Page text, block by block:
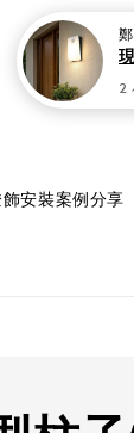
安裝案例分享